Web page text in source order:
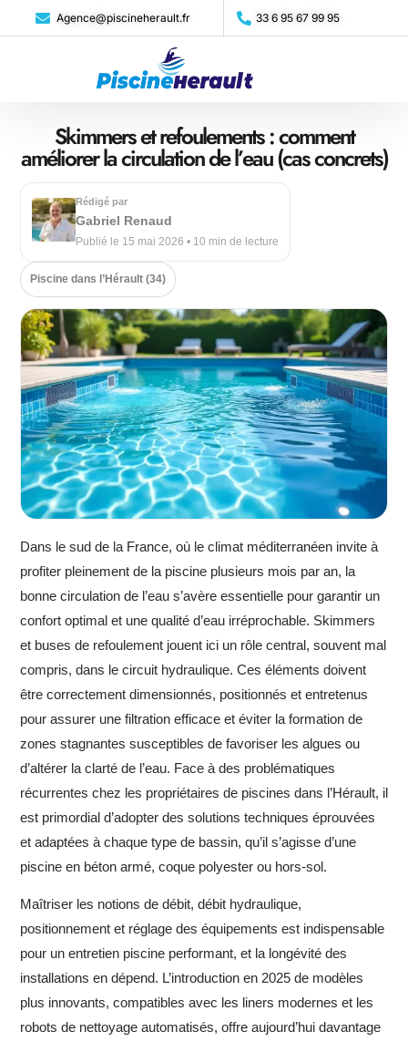
Agence@piscineherault.fr 33 6 95 67 99 95
Skimmers et refoulements : comment
améliorer la circulation de l’eau (cas concrets)
Rédigé par
Gabriel Renaud
Publié le 15 mai 2026 • 10 min de lecture
Piscine dans l’Hérault (34)
Dans le sud de la France, où le climat méditerranéen invite à
profiter pleinement de la piscine plusieurs mois par an, la
bonne circulation de l’eau s’avère essentielle pour garantir un
confort optimal et une qualité d’eau irréprochable. Skimmers
et buses de refoulement jouent ici un rôle central, souvent mal
compris, dans le circuit hydraulique. Ces éléments doivent
être correctement dimensionnés, positionnés et entretenus
pour assurer une filtration efficace et éviter la formation de
zones stagnantes susceptibles de favoriser les algues ou
d’altérer la clarté de l’eau. Face à des problématiques
récurrentes chez les propriétaires de piscines dans l’Hérault, il
est primordial d’adopter des solutions techniques éprouvées
et adaptées à chaque type de bassin, qu’il s’agisse d’une
piscine en béton armé, coque polyester ou hors-sol.
Maîtriser les notions de débit, débit hydraulique,
positionnement et réglage des équipements est indispensable
pour un entretien piscine performant, et la longévité des
installations en dépend. L’introduction en 2025 de modèles
plus innovants, compatibles avec les liners modernes et les
robots de nettoyage automatisés, offre aujourd’hui davantage